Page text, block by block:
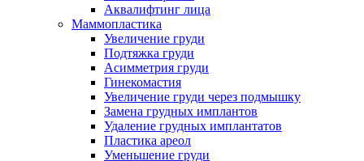
Аквалифтинг лица
Маммопластика
Увеличение груди
Подтяжка груди
Асимметрия груди
Гинекомастия
Увеличение груди через подмышку
Замена грудных имплантов
Удаление грудных имплантатов
Пластика ареол
Уменьшение груди